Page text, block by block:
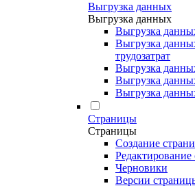
Выгрузка данных
Выгрузка данных
Выгрузка
Выгрузка
трудозатрат
Выгрузка
Выгрузка
Выгрузка
Страницы
Страницы
Создание
Черновики
Версии